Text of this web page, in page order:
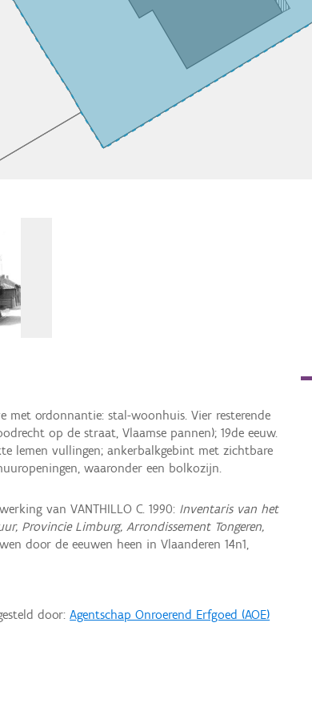
met ordonnantie: stal-woonhuis. Vier resterende
op de straat, Vlaamse pannen); 19de eeuw.
lemen vullingen; ankerbalkgebint met zichtbare
waaronder een bolkozijn.
van VANTHILLO C. 1990: Inventaris van het
Provincie Limburg, Arrondissement Tongeren,
door de eeuwen heen in Vlaanderen 14n1,
door:Agentschap Onroerend Erfgoed (AOE)